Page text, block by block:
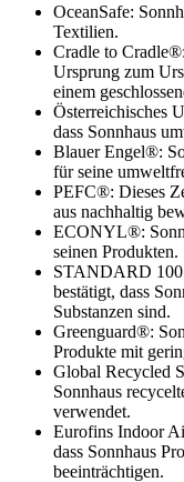
OceanSafe:
Textilien.
Cradle to
Ursprung zum
einem
Österreichisches
dass Sonnhaus
Blauer Engel®:
für seine
PEFC®: Dieses
aus nachhaltig
ECONYL®:
seinen Produkten.
STANDARD
bestätigt, dass
Substanzen sind.
Greenguard®:
Produkte mit
Global Recycled
Sonnhaus
verwendet.
Eurofins Indoor
dass Sonnhaus
beeinträchtigen.